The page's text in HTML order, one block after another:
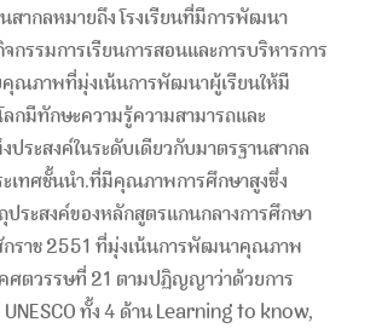
นสากลหมายถึง โรงเรียนที่มีการพัฒนา
กรรมการเรียนการสอนและการบริหารการ
ณภาพที่มุ่งเน้นการพัฒนาผู้เรียนให้มี
กมีทักษะความรู้ความสามารถและ
ะสงค์ในระดับเดียวกับมาตรฐานสากล
เทศชั้นนำ.ที่มีคุณภาพการศึกษาสูงซึ่ง
ระสงค์ของหลักสูตรแกนกลางการศึกษา
ราช 2551 ที่มุ่งเน้นการพัฒนาคุณภาพ
ศตวรรษที่ 21 ตามปฏิญญาว่าด้วยการ
ทั้ง 4 ด้าน Learning to know,